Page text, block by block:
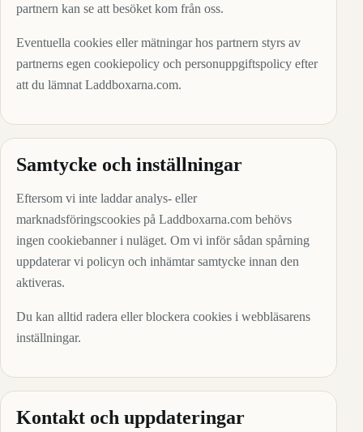
partnern kan se att besöket kom från oss.
Eventuella cookies eller mätningar hos partnern styrs av
partnerns egen cookiepolicy och personuppgiftspolicy efter
att du lämnat Laddboxarna.com.
Samtycke och inställningar
Eftersom vi inte laddar analys- eller
marknadsföringscookies på Laddboxarna.com behövs
ingen cookiebanner i nuläget. Om vi inför sådan spårning
uppdaterar vi policyn och inhämtar samtycke innan den
aktiveras.
Du kan alltid radera eller blockera cookies i webbläsarens
inställningar.
Kontakt och uppdateringar